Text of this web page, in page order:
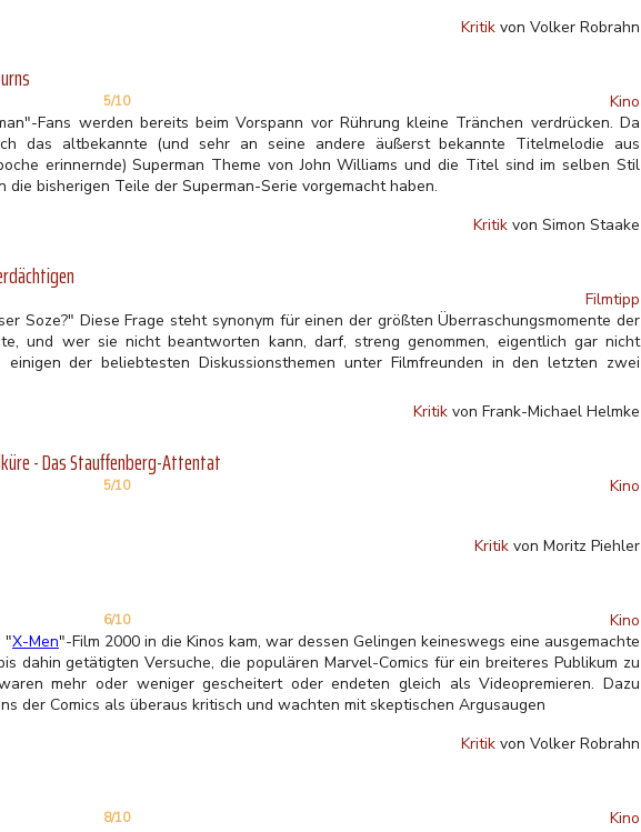
Kritik von Volker Robrahn
5/10
Kino
Fans werden bereits beim Vorspann vor Rührung kleine Tränchen verdrücken. Da
das altbekannte (und sehr an seine andere äußerst bekannte Titelmelodie aus
erinnernde) Superman Theme von John Williams und die Titel sind im selben Stil
die bisherigen Teile der Superman-Serie vorgemacht haben.
Kritik von Simon Staake
Filmtipp
Soze?" Diese Frage steht synonym für einen der größten Überraschungsmomente der
und wer sie nicht beantworten kann, darf, streng genommen, eigentlich gar nicht
einigen der beliebtesten Diskussionsthemen unter Filmfreunden in den letzten zwei
Kritik von Frank-Michael Helmke
- Das Stauffenberg-Attentat
5/10 Kino
Kritik von Moritz Piehler
6/10
Kino
"X-Men"-Film 2000 in die Kinos kam, war dessen Gelingen keineswegs eine ausgemachte
dahin getätigten Versuche, die populären Marvel-Comics für ein breiteres Publikum zu
mehr oder weniger gescheitert oder endeten gleich als Videopremieren. Dazu
der Comics als überaus kritisch und wachten mit skeptischen Argusaugen
Kritik von Volker Robrahn
8/10
Kino